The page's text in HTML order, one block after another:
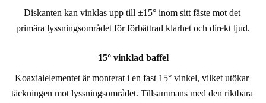
Diskanten kan vinklas upp till ±15° inom sitt fäste mot det
primära lyssningsområdet för förbättrad klarhet och direkt ljud.
15° vinklad baffel
Koaxialelementet är monterat i en fast 15° vinkel, vilket utökar
täckningen mot lyssningsområdet. Tillsammans med den riktbara